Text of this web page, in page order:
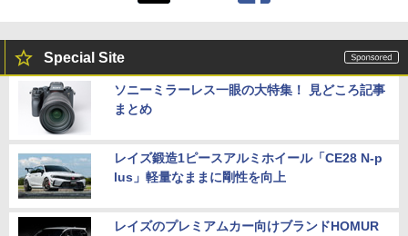
Special Site
ソニーミラーレス一眼の大特集！ 見どころ記事
まとめ
レイズ鍛造1ピースアルミホイール「CE28 N-p
lus」軽量なままに剛性を向上
レイズのプレミアムカー向けブランドHOMUR